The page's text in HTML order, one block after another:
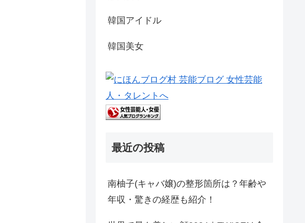
韓国アイドル
韓国美女
最近の投稿
南柚子(キャバ嬢)の整形箇所は？年齢や
年収・驚きの経歴も紹介！